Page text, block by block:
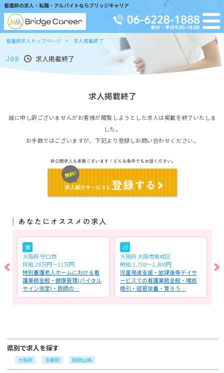
看護師の求人・転職・アルバイトならブリッジキャリア
看護師求人トップページ 求人掲載終了
求人掲載終了
求人掲載終了
誠に申し訳ございませんがお客様が閲覧しようとした求人は掲載を終了いたしま
した。
お手数ではございますが、下記より登録しお問い合わせください。
常
大阪府 守口市
月給:28万円～31万円
特別養護老人ホームにおける看
護業務全般・健康管理(バイタル
サイン測定)・医師の…
パ
大阪府 大阪市東成区
時給:1,700～1,800円
児童発達支援・放課後等デイサ
ービスでの看護業務全般・喀痰
吸引・経管栄養・胃ろう…
県別で求人を探す
大阪府 京都府 和歌山県